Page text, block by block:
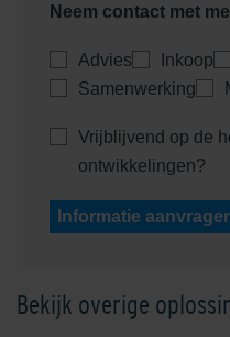
Neem contact met
Advies Inkoop
Samenwerking
Vrijblijvend op de
ontwikkelingen?
Informatie
Bekijk overige